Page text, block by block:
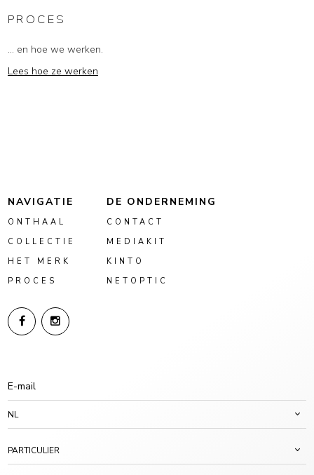
PROCES
... en hoe we werken.
Lees hoe ze werken
NAVIGATIE
ONTHAAL
COLLECTIE
HET MERK
PROCES
DE ONDERNEMING
CONTACT
MEDIAKIT
KINTO
NETOPTIC
NL
PARTICULIER